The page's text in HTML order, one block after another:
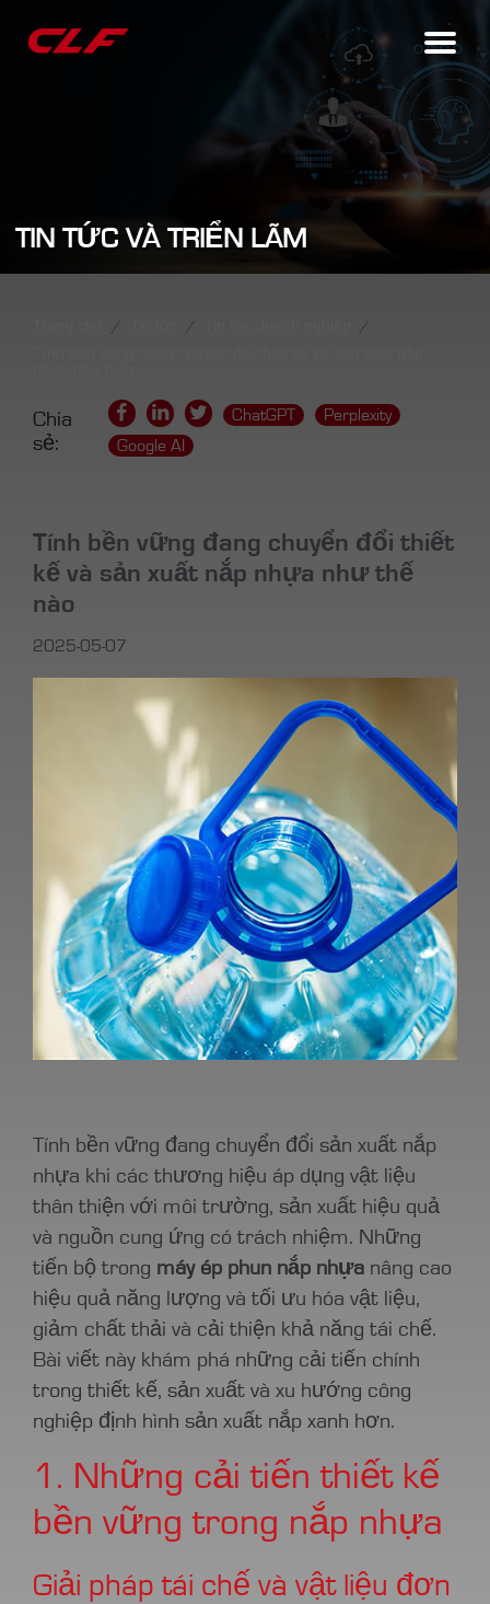
TIN TỨC VÀ TRIỂN LÃM
Chia
sẻ:
ChatGPT
Perplexity
Google AI
Tính bền vững đang chuyển đổi thiết
kế và sản xuất nắp nhựa như thế
nào
2025-05-07
Tính bền vững đang chuyển đổi sản xuất nắp
nhựa khi các thương hiệu áp dụng vật liệu
thân thiện với môi trường, sản xuất hiệu quả
và nguồn cung ứng có trách nhiệm. Những
tiến bộ trong máy ép phun nắp nhựa nâng cao
hiệu quả năng lượng và tối ưu hóa vật liệu,
giảm chất thải và cải thiện khả năng tái chế.
Bài viết này khám phá những cải tiến chính
trong thiết kế, sản xuất và xu hướng công
nghiệp định hình sản xuất nắp xanh hơn.
1. Những cải tiến thiết kế
bền vững trong nắp nhựa
Giải pháp tái chế và vật liệu đơn